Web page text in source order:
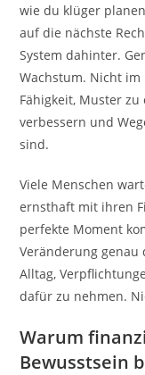
wie du klüger
auf die nächste
System dahinter.
Wachstum. Nicht
Fähigkeit, Muster
verbessern und
sind.
Viele Menschen
ernsthaft mit ihren
perfekte Moment
Veränderung
Alltag,
dafür zu nehmen.
Warum
Bewusstsein